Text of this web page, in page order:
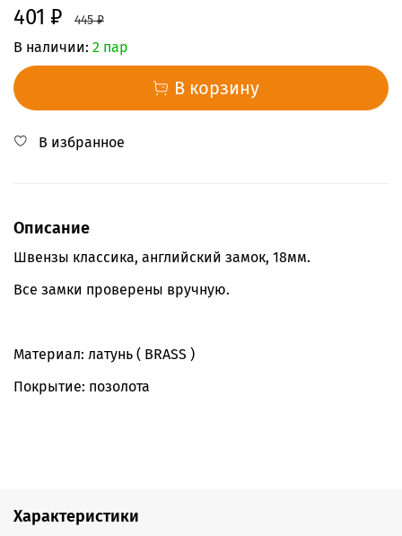
401 ₽ 445 ₽
В наличии: 2 пар
В корзину
В избранное
Описание
Швензы классика, английский замок, 18мм.
Все замки проверены вручную.
Материал: латунь ( BRASS )
Покрытие: позолота
Характеристики